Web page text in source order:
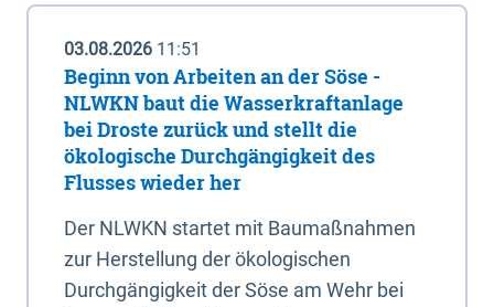
03.08.2026 11:51
Beginn von Arbeiten an der Söse -
NLWKN baut die Wasserkraftanlage
bei Droste zurück und stellt die
ökologische Durchgängigkeit des
Flusses wieder her
Der NLWKN startet mit Baumaßnahmen
zur Herstellung der ökologischen
Durchgängigkeit der Söse am Wehr bei